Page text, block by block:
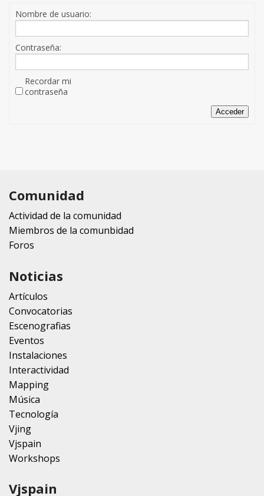
Nombre de usuario:
Contraseña:
Recordar mi
contraseña
Acceder
Comunidad
Actividad de la comunidad
Miembros de la comunbidad
Foros
Noticias
Artículos
Convocatorias
Escenografias
Eventos
Instalaciones
Interactividad
Mapping
Música
Tecnología
Vjing
Vjspain
Workshops
Vjspain